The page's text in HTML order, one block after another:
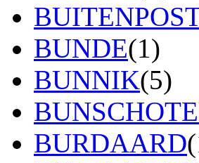
BUNDE(1)
BUNNIK(5)
BURDAARD